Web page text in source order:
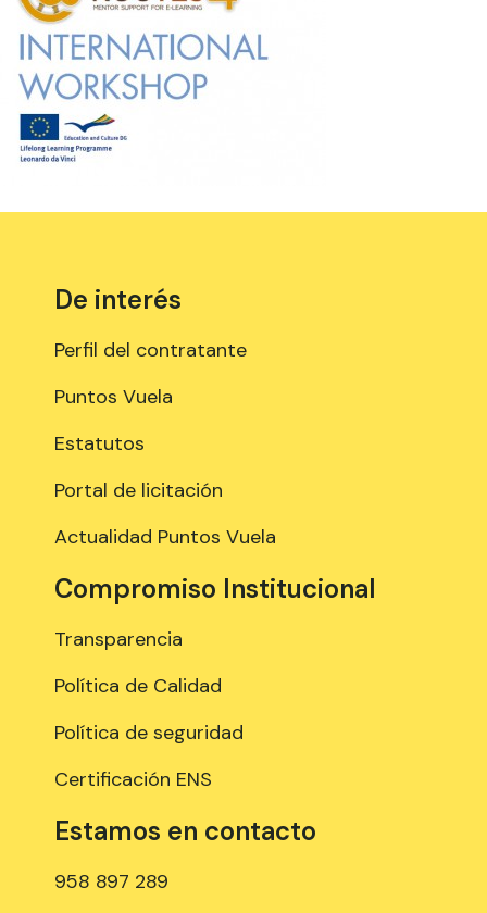
De interés
Perfil del contratante
Puntos Vuela
Estatutos
Portal de licitación
Actualidad Puntos Vuela
Compromiso Institucional
Transparencia
Política de Calidad
Política de seguridad
Certificación ENS
Estamos en contacto
958 897 289